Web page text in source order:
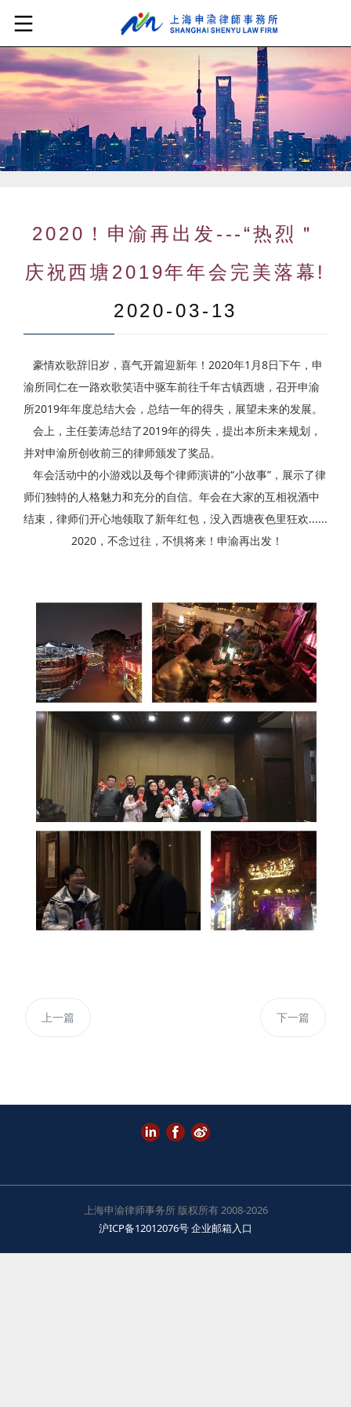
2020！申渝再出发---“热烈＂
庆祝西塘2019年年会完美落幕!
2020-03-13
豪情欢歌辞旧岁，喜气开篇迎新年！2020年1月8日下午，申
渝所同仁在一路欢歌笑语中驱车前往千年古镇西塘，召开申渝
所2019年年度总结大会，总结一年的得失，展望未来的发展。
会上，主任姜涛总结了2019年的得失，提出本所未来规划，
并对申渝所创收前三的律师颁发了奖品。
年会活动中的小游戏以及每个律师演讲的“小故事”，展示了律
师们独特的人格魅力和充分的自信。年会在大家的互相祝酒中
结束，律师们开心地领取了新年红包，没入西塘夜色里狂欢......
2020，不念过往，不惧将来！申渝再出发！
上一篇 下一篇
上海申渝律师事务所 版权所有 2008-2026
沪ICP备12012076号企业邮箱入口